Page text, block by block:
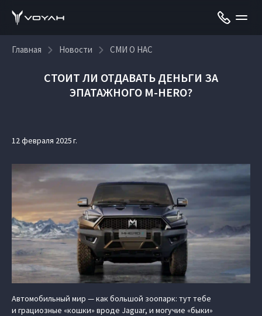
Главная Новости СМИ О НАС
СТОИТ ЛИ ОТДАВАТЬ ДЕНЬГИ ЗА
ЭПАТАЖНОГО M-HERO?
12 февраля 2025 г.
Автомобильный мир — как большой зоопарк: тут тебе
и грациозные «кошки» вроде Jaguar, и могучие «быки»